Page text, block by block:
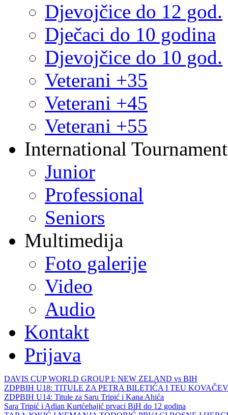
Djevojčice do 12 god.
Dječaci do 10 godina
Djevojčice do 10 god.
Veterani +35
Veterani +45
Veterani +55
International
Junior
Professional
Seniors
Multimedija
Foto galerije
Video
Audio
Kontakt
Prijava
DAVIS CUP WORLD GROUP I: NEW ZELAND vs BIH
ZDPBIH U18: TITULE ZA PETRA BILETIĆA I TEU
ZDPBIH U14: Titule za Saru Tripić i Kana Ahića
Sara Tripić i Adian Kurtćehajić prvaci BiH do 12 godina